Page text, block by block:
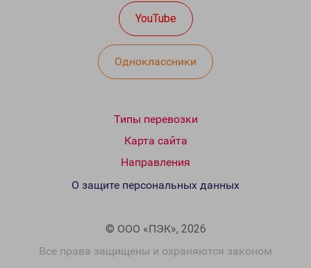
YouTube
Одноклассники
Типы перевозки
Карта сайта
Направления
© ООО «ПЭК», 2026
Все права защищены и охраняются законом
О защите персональных данных